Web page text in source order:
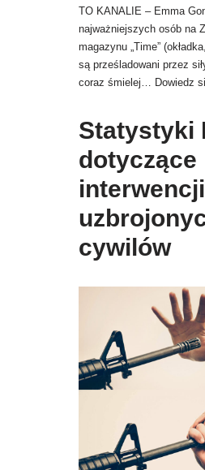
TO KANALIE – Emma
najważniejszych osób na
magazynu „Time”
są prześladowani przez
coraz śmielej…
Dowiedz
Statystyki
dotyczące
interwencji
cywilów